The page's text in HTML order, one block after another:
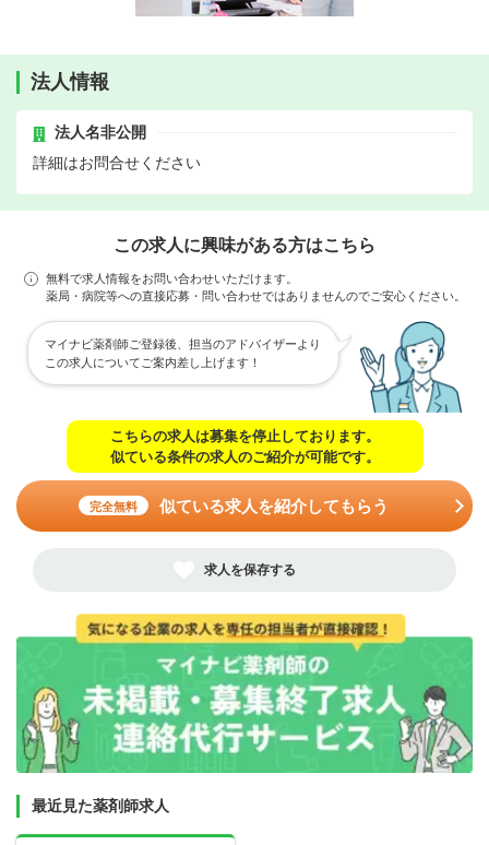
法人情報
法人名非公開
詳細はお問合せください
この求人に興味がある方はこちら
無料で求人情報をお問い合わせいただけます。
薬局・病院等への直接応募・問い合わせではありませんのでご安心ください。
マイナビ薬剤師ご登録後、担当のアドバイザーより
この求人についてご案内差し上げます！
こちらの求人は募集を停止しております。
似ている条件の求人のご紹介が可能です。
完全無料 似ている求人を紹介してもらう
求人を保存する
最近見た薬剤師求人